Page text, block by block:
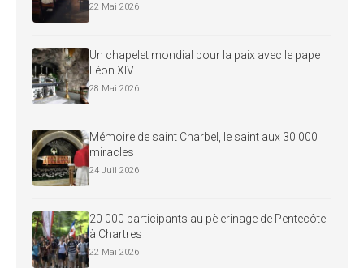
22 Mai 2026
Un chapelet mondial pour la paix avec le pape
Léon XIV
28 Mai 2026
Mémoire de saint Charbel, le saint aux 30 000
miracles
24 Juil 2026
20 000 participants au pèlerinage de Pentecôte
à Chartres
22 Mai 2026